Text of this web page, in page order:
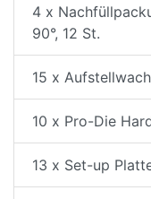
4 x
90°, 12 St.
15 x
10 x Pro-Die
13 x Set-up